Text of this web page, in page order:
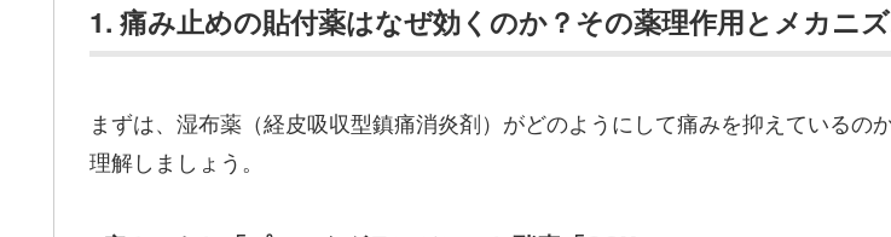
1. 痛み止めの貼付薬はなぜ効くのか？その薬理作用とメカニ
まずは、湿布薬（経皮吸収型鎮痛消炎剤）がどのようにして痛みを抑えているの
理解しましょう。